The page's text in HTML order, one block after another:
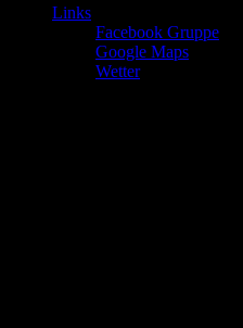
Links
Facebook Gruppe
Google Maps
Wetter